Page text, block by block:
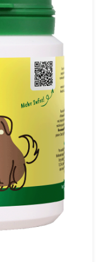
est une
l‘origine de plantes
détoxication ne
un apport optimal
germes de malt,
Zélande (chair de
10%, farine
levure de bière,
(MOS), poudre de
de coquille
clinoptilolite
quantité totale
ne doit pas
15,2%, de
de sodium 0,68%,
ca. 2 g/5 kg de
CàC correspond à